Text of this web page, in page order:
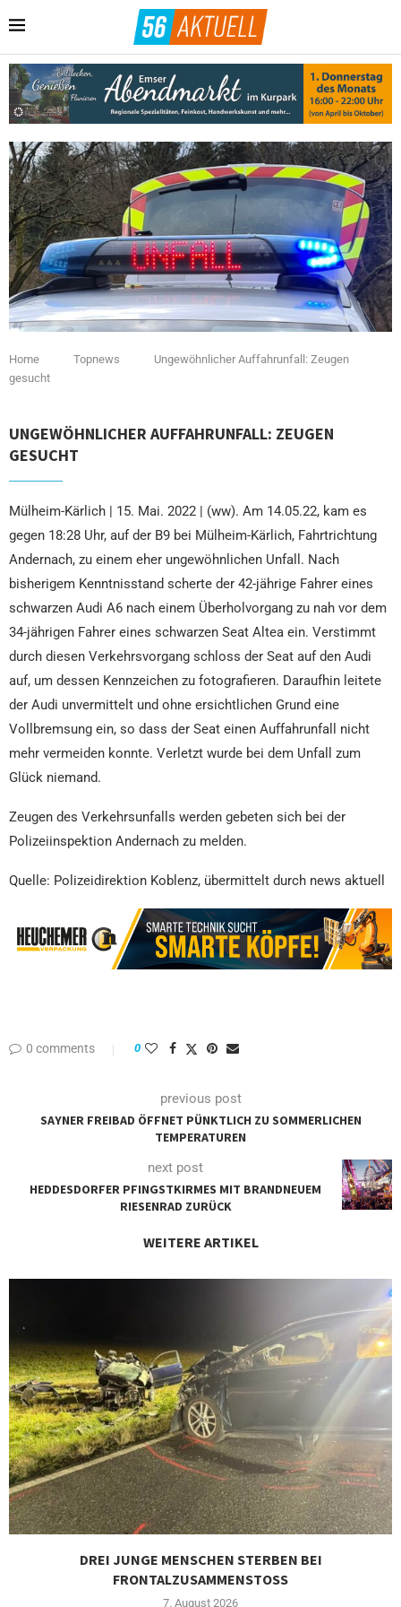
Home Topnews
Ungewöhnlicher Auffahrunfall: Zeugen
gesucht
UNGEWÖHNLICHER AUFFAHRUNFALL: ZEUGEN
GESUCHT
Mülheim-Kärlich | 15. Mai. 2022 | (ww). Am 14.05.22, kam es
gegen 18:28 Uhr, auf der B9 bei Mülheim-Kärlich, Fahrtrichtung
Andernach, zu einem eher ungewöhnlichen Unfall. Nach
bisherigem Kenntnisstand scherte der 42-jährige Fahrer eines
schwarzen Audi A6 nach einem Überholvorgang zu nah vor dem
34-jährigen Fahrer eines schwarzen Seat Altea ein. Verstimmt
durch diesen Verkehrsvorgang schloss der Seat auf den Audi
auf, um dessen Kennzeichen zu fotografieren. Daraufhin leitete
der Audi unvermittelt und ohne ersichtlichen Grund eine
Vollbremsung ein, so dass der Seat einen Auffahrunfall nicht
mehr vermeiden konnte. Verletzt wurde bei dem Unfall zum
Glück niemand.
Zeugen des Verkehrsunfalls werden gebeten sich bei der
Polizeiinspektion Andernach zu melden.
Quelle: Polizeidirektion Koblenz, übermittelt durch news aktuell
0 comments 0
previous post
SAYNER FREIBAD ÖFFNET PÜNKTLICH ZU SOMMERLICHEN
TEMPERATUREN
next post
HEDDESDORFER PFINGSTKIRMES MIT BRANDNEUEM
RIESENRAD ZURÜCK
WEITERE ARTIKEL
DREI JUNGE MENSCHEN STERBEN BEI
FRONTALZUSAMMENSTOSS
7. August 2026